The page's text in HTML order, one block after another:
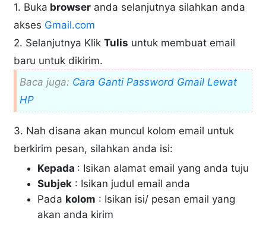
1. Buka browser anda selanjutnya silahkan anda
akses Gmail.com
2. Selanjutnya KlikTulis untuk membuat email
baru untuk dikirim.
Baca juga: Cara Ganti Password Gmail Lewat
HP
3. Nah disana akan muncul kolom email untuk
berkirim pesan, silahkan anda isi:
Kepada : Isikan alamat email yang anda tuju
Subjek : Isikan judul email anda
Pada kolom : Isikan isi/ pesan email yang
akan anda kirim